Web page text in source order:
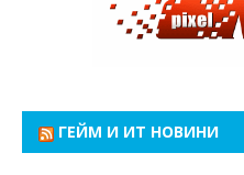
ГЕЙМ И ИТ НОВИНИ